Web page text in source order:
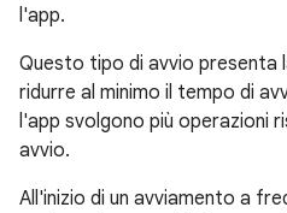
l'app.
Questo tipo di avvio presenta
ridurre al minimo il tempo di
l'app svolgono più operazioni
avvio.
All'inizio di un avviamento a